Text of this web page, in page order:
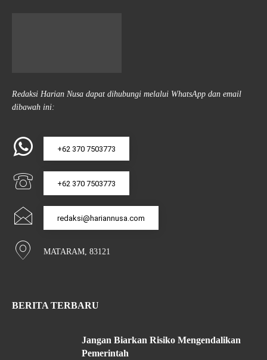
Redaksi Harian Nusa dapat dihubungi melalui WhatsApp dan email
dibawah ini:
+62 370 7503773
+62 370 7503773
redaksi@hariannusa.com
MATARAM, 83121
BERITA TERBARU
Jangan Biarkan Risiko Mengendalikan
Pemerintah